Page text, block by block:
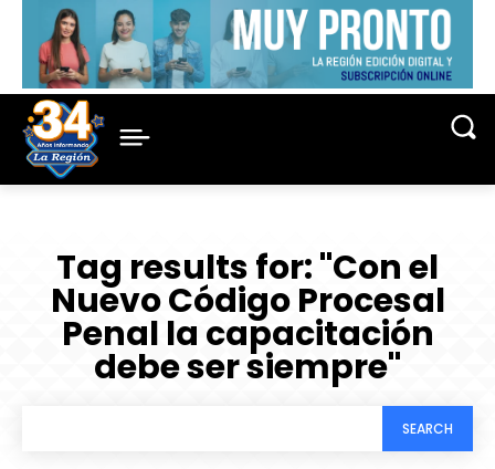
Tag results for:"Con el
Nuevo Código Procesal
Penal la capacitación
debe ser siempre"
SEARCH